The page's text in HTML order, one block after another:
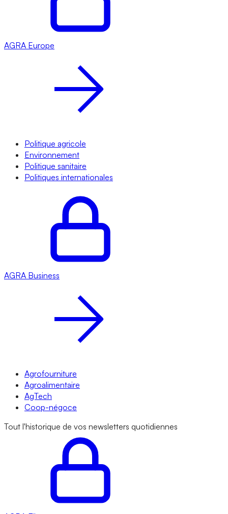
AGRA Europe
Politique agricole
Environnement
Politique sanitaire
Politiques internationales
AGRA Business
Agrofourniture
Agroalimentaire
AgTech
Coop-négoce
Tout l'historique de vos newsletters quotidiennes